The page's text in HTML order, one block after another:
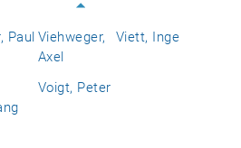
Paul Viehweger,
Axel
Viett, Inge
Voigt, Peter